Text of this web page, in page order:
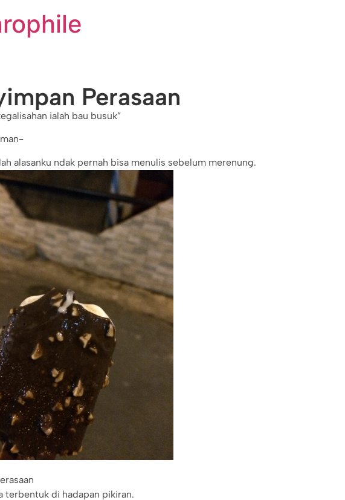
Perasaan
ialah bau busuk”
alasanku ndak pernah bisa menulis sebelum merenung.
terbentuk di hadapan pikiran.